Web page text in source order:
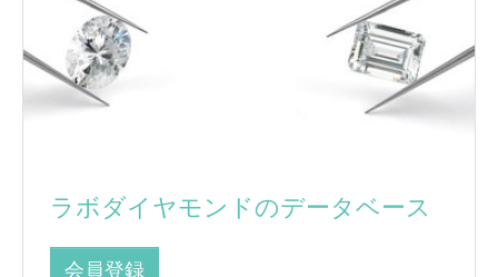
ラボダイヤモンドのデータベース
会員登録